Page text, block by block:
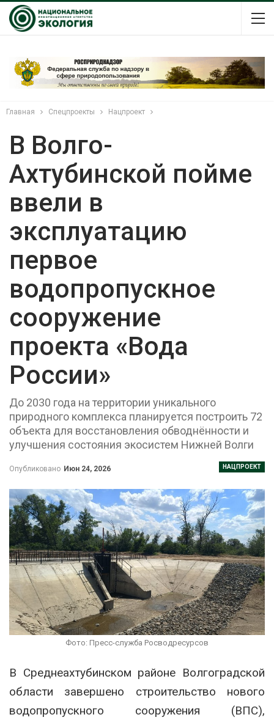
Главная Спецпроекты Нацпроект
В Волго-
Ахтубинской пойме
ввели в
эксплуатацию
первое
водопропускное
сооружение
проекта «Вода
России»
До 2030 года на территории уникального
природного комплекса планируется построить 72
объекта для восстановления обводнённости и
улучшения состояния экосистем Нижней Волги
НАЦПРОЕКТ
Опубликовано Июн 24, 2026
Фото: Пресс-служба Росводресурсов
В Среднеахтубинском районе Волгоградской
области завершено строительство нового
водопропускного сооружения (ВПС),